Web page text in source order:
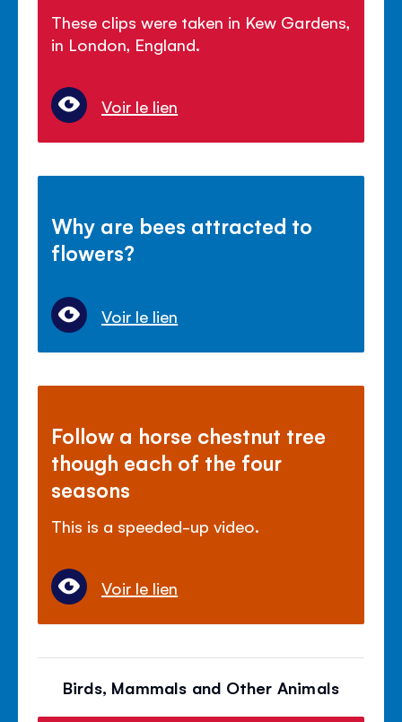
These clips were taken in Kew Gardens,
in London, England.
Voir le lien
Why are bees attracted to
flowers?
Voir le lien
Follow a horse chestnut tree
though each of the four
seasons
This is a speeded-up video.
Voir le lien
Birds, Mammals and Other Animals